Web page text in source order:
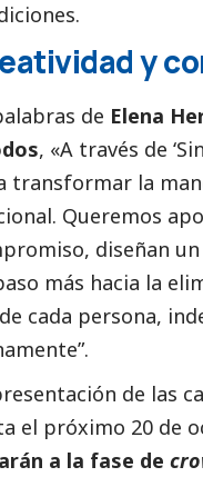
y
de Elena
, «A través de
transformar la
Queremos
diseñan
más hacia la
cada persona,
de las
el próximo 20 de
a la fase de